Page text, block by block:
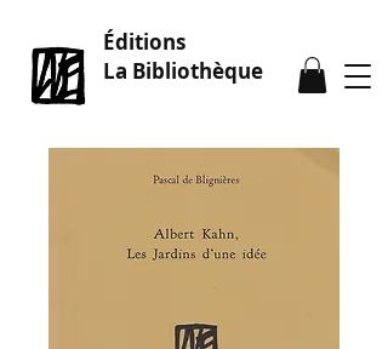
Éditions
La Bibliothèque